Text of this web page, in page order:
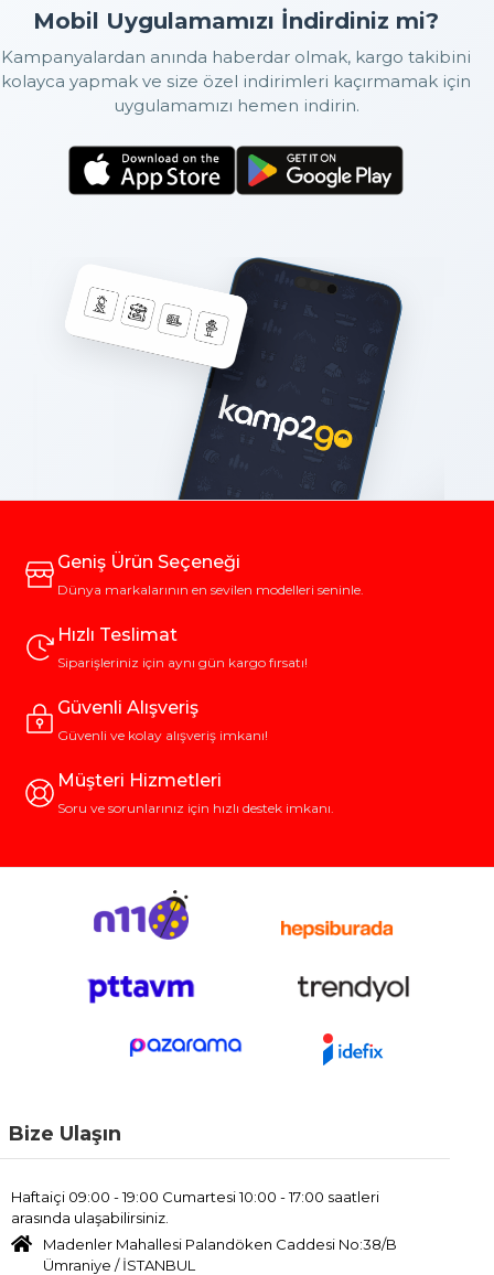
Mobil Uygulamamızı İndirdiniz mi?
Kampanyalardan anında haberdar olmak, kargo takibini
kolayca yapmak ve size özel indirimleri kaçırmamak için
uygulamamızı hemen indirin.
Geniş Ürün Seçeneği
Dünya markalarının en sevilen modelleri seninle.
Hızlı Teslimat
Siparişleriniz için aynı gün kargo fırsatı!
Güvenli Alışveriş
Güvenli ve kolay alışveriş imkanı!
Müşteri Hizmetleri
Soru ve sorunlarınız için hızlı destek imkanı.
Bize Ulaşın
Haftaiçi 09:00 - 19:00 Cumartesi 10:00 - 17:00 saatleri
arasında ulaşabilirsiniz.
Madenler Mahallesi Palandöken Caddesi No:38/B
Ümraniye / İSTANBUL